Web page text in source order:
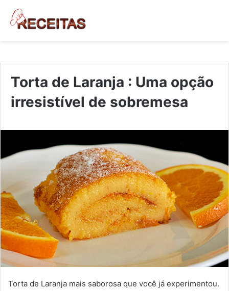
Torta de Laranja : Uma opção
irresistível de sobremesa
Torta de Laranja mais saborosa que você já experimentou.